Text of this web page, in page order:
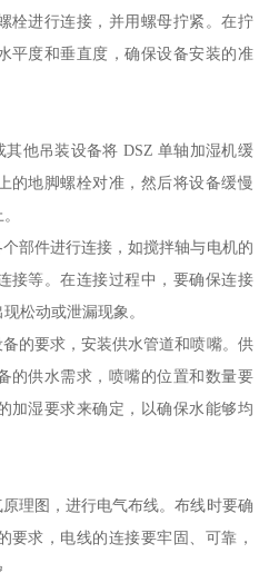
栓进行连接，并用螺母拧紧。在拧
平度和垂直度，确保设备安装的准
他吊装设备将 DSZ 单轴加湿机缓
的地脚螺栓对准，然后将设备缓慢
部件进行连接，如搅拌轴与电机的
接等。在连接过程中，要确保连接
松动或泄漏现象。
的要求，安装供水管道和喷嘴。供
的供水需求，喷嘴的位置和数量要
加湿要求来确定，以确保水能够均
理图，进行电气布线。布线时要确
要求，电线的连接要牢固、可靠，